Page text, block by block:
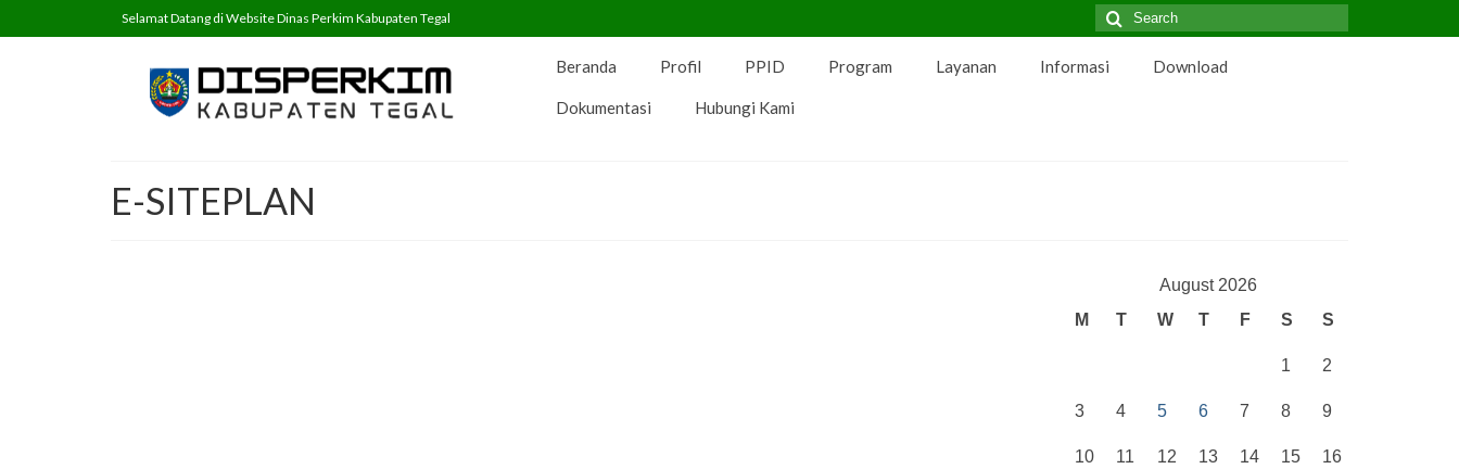
Selamat Datang di Website Dinas Perkim Kabupaten Tegal
Search
for:
Beranda Profil PPID Program Layanan Informasi Download
Dokumentasi Hubungi Kami
E-SITEPLAN
August 2026
M
T W T F S S
1 2
3 4 5 6 7 8 9
10 11 12 13 14 15 16